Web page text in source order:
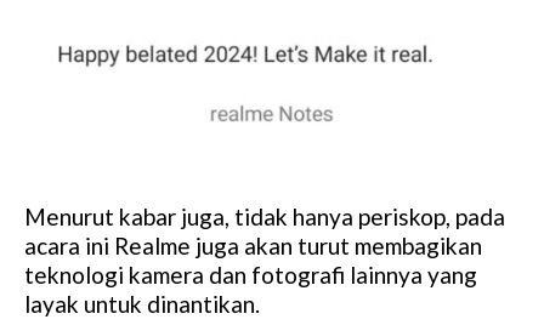
Menurut kabar juga, tidak hanya periskop, pada
acara ini Realme juga akan turut membagikan
teknologi kamera dan fotografi lainnya yang
layak untuk dinantikan.